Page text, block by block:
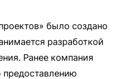
было создано
разработкой
Ранее компания
предоставлению